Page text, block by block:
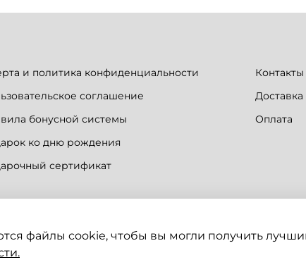
и политика конфиденциальности
соглашение
бонусной системы
ко дню рождения
сертификат
Контакты
Доставка
Оплата
файлы cookie, чтобы вы могли получить